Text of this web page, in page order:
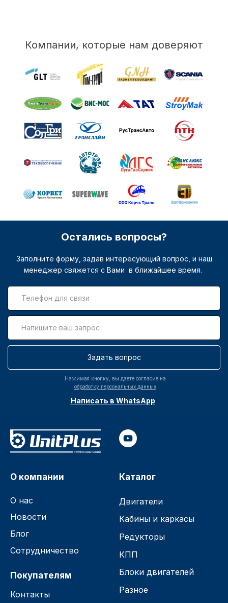
Компании, которые нам доверяют
Остались вопросы?
Заполните форму, задав интересующий вопрос, и наш
менеджер свяжется с Вами в ближайшее время.
Задать вопрос
Нажимая кнопку, вы даете согласие на
обработку персональных данных
Написать в WhatsApp
О компании
О нас
Новости
Блог
Сотрудничество
Покупателям
Контакты
Каталог
Двигатели
Кабины и каркасы
Редукторы
КПП
Блоки двигателей
Разное